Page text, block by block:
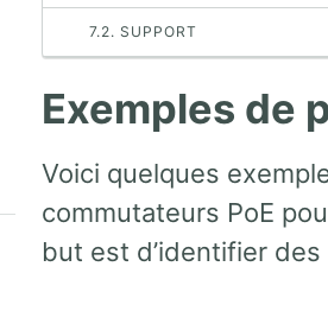
7.2. SUPPORT
Exemples de
Voici quelques
commutateurs PoE
but est d’identifier